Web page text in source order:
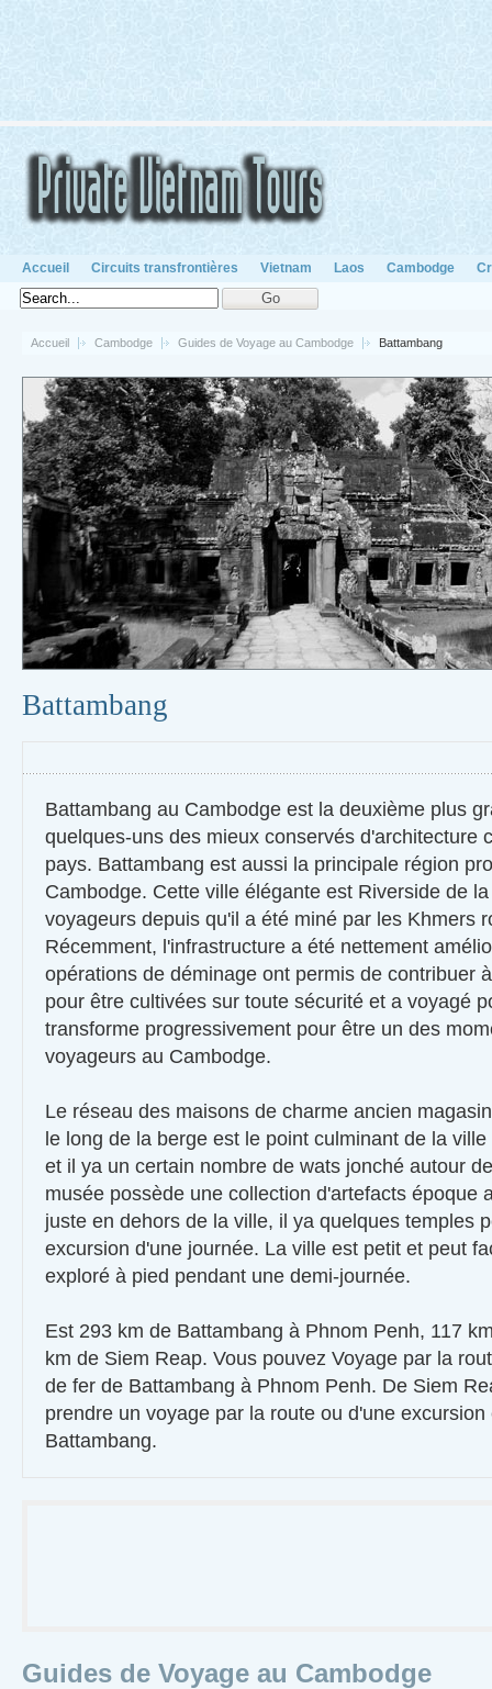
Accueil Circuits transfrontières Vietnam Laos Cambodge
Accueil Cambodge Guides de Voyage au Cambodge Battambang
Battambang
Battambang au Cambodge est la deuxième plus
quelques-uns des mieux conservés d'architecture
pays. Battambang est aussi la principale région
Cambodge. Cette ville élégante est Riverside de
voyageurs depuis qu'il a été miné par les Khmers
Récemment, l'infrastructure a été nettement
opérations de déminage ont permis de contribuer
pour être cultivées sur toute sécurité et a voyagé
transforme progressivement pour être un des
voyageurs au Cambodge.
Le réseau des maisons de charme ancien
le long de la berge est le point culminant de la
et il ya un certain nombre de wats jonché autour
musée possède une collection d'artefacts époque
juste en dehors de la ville, il ya quelques temples
excursion d'une journée. La ville est petit et peut
exploré à pied pendant une demi-journée.
Est 293 km de Battambang à Phnom Penh, 117
km de Siem Reap. Vous pouvez Voyage par la
de fer de Battambang à Phnom Penh. De Siem
prendre un voyage par la route ou d'une
Battambang.
Guides de Voyage au Cambodge